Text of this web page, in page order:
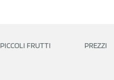
PICCOLI FRUTTI PREZZI